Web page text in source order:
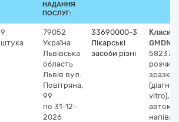
НАДАННЯ
ПОСЛУГ:
9
штука
79052
Україна
Львівська
область
Львів вул.
Повітряна,
99
по 31-12-
2026
33690000-3
Лікарські
засоби різні
GMDN-
58237
зразків
vitro),